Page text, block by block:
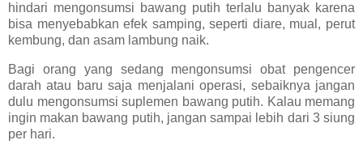
hindari mengonsumsi bawang putih terlalu banyak karena
bisa menyebabkan efek samping, seperti diare, mual, perut
kembung, dan asam lambung naik.
Bagi orang yang sedang mengonsumsi obat pengencer
darah atau baru saja menjalani operasi, sebaiknya jangan
dulu mengonsumsi suplemen bawang putih. Kalau memang
ingin makan bawang putih, jangan sampai lebih dari 3 siung
per hari.